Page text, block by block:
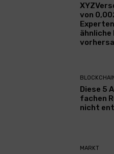
von
ähnliche
Diese 5
fachen
nicht
MARKT